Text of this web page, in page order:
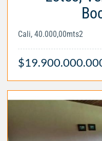
Cali, 40.000,00mts2